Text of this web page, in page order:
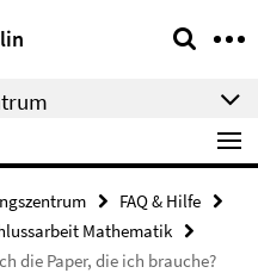
FAQ & Hilfe
Mathematik
die Paper, die ich brauche?